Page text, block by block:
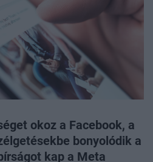
okoz a Facebook, a
bonyolódik a
kap a Meta